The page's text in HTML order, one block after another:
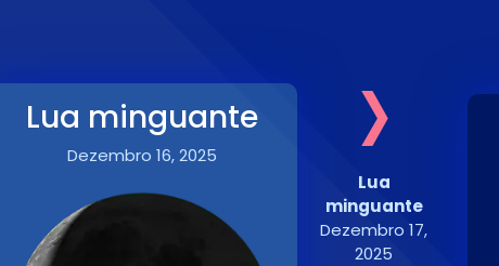
Lua minguante
Dezembro 16, 2025 ›
Lua
minguante
Dezembro 17,
2025